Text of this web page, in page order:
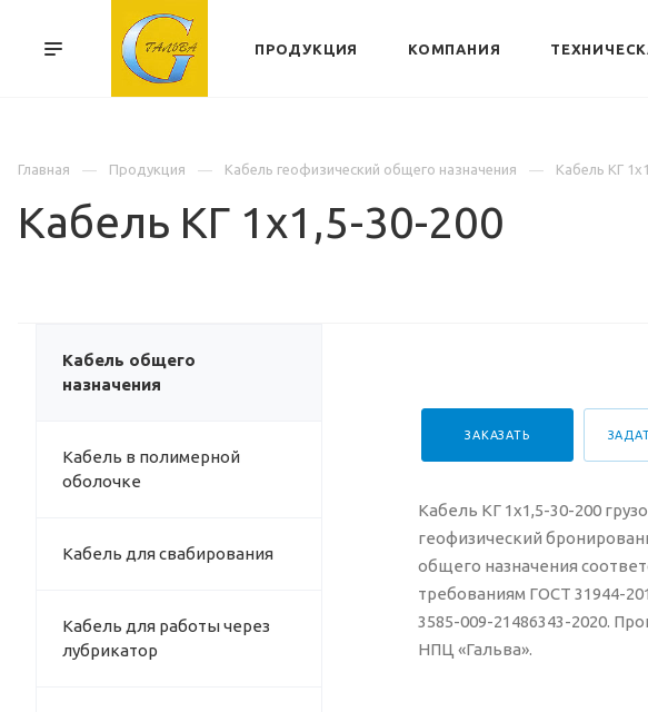
ПРОДУКЦИЯ КОМПАНИЯ
Главная Продукция Кабель геофизический общего назначения Кабель КГ
Кабель КГ 1х1,5-30-200
Кабель общего
назначения
Кабель в полимерной
оболочке
Кабель для свабирования
Кабель для работы через
лубрикатор
ЗАКАЗАТЬ
Кабель КГ 1х1,5-30-200
геофизический
общего назначения
требованиям ГОСТ 31944-
3585-009-21486343-2020.
НПЦ «Гальва».